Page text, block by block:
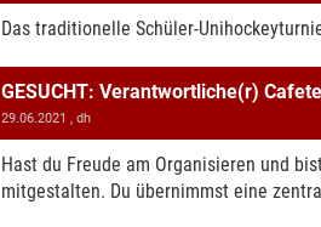
Das traditionelle Schüler-
GESUCHT: Verantwortliche(r)
29.06.2021 , dh
Hast du Freude am Organisieren und
mitgestalten. Du übernimmst eine